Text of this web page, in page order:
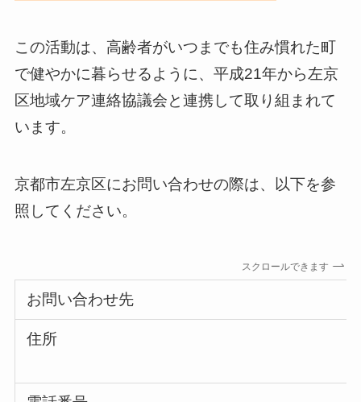
この活動は、高齢者がいつまでも住み慣れた町
で健やかに暮らせるように、平成21年から左京
区地域ケア連絡協議会と連携して取り組まれて
います。
京都市左京区にお問い合わせの際は、以下を参
照してください。
スクロールできます
お問い合わせ先
住所